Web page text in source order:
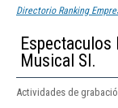
Directorio Ranking
Espectaculos
Musical Sl.
Actividades de